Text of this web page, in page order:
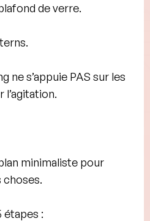
de verre.
.
ne s’appuie PAS sur les
l’agitation.
minimaliste pour
choses.
étapes :